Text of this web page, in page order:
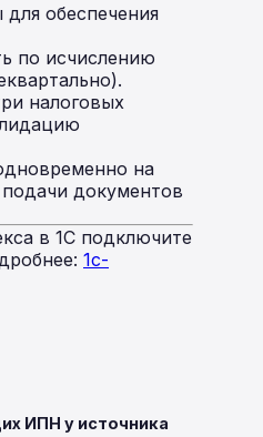
обеспечения
по исчислению
налоговых
на
документов
в 1С подключите
1c-
ИПН у источника